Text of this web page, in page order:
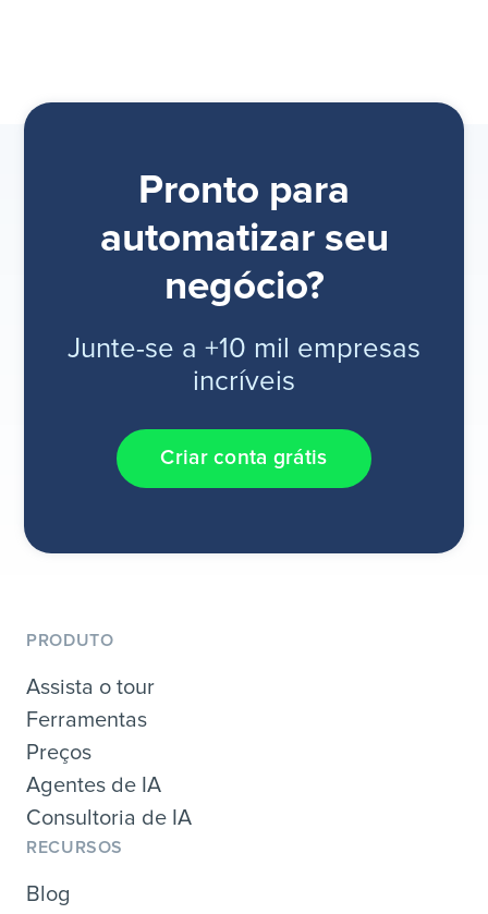
Pronto para
automatizar seu
negócio?
Junte-se a +10 mil empresas
incríveis
Criar conta grátis
PRODUTO
Assista o tour
Ferramentas
Preços
Agentes de IA
Consultoria de IA
RECURSOS
Blog